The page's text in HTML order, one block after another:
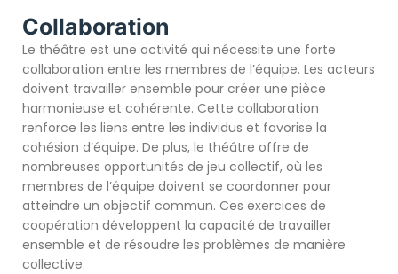
Collaboration
Le théâtre est une activité qui nécessite une forte
collaboration entre les membres de l’équipe. Les acteurs
doivent travailler ensemble pour créer une pièce
harmonieuse et cohérente. Cette collaboration
renforce les liens entre les individus et favorise la
cohésion d’équipe. De plus, le théâtre offre de
nombreuses opportunités de jeu collectif, où les
membres de l’équipe doivent se coordonner pour
atteindre un objectif commun. Ces exercices de
coopération développent la capacité de travailler
ensemble et de résoudre les problèmes de manière
collective.